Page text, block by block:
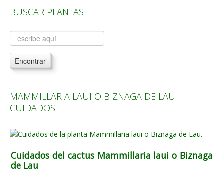
Árboles, Cicas y Palmeras de la G a la Z
Plantas Anuales y Perennes
Plantas Bulbosas y Acuáticas
Plantas de Interior
Plantas Aromáticas y de Huerto
Plantas Carnívoras y Orquídeas
Consejos
Hemisferio Norte
Hemisferio Sur
BUSCAR PLANTAS
Encontrar
MAMMILLARIA LAUI O BIZNAGA DE LAU |
CUIDADOS
Cuidados del cactus Mammillaria laui o Biznaga
de Lau